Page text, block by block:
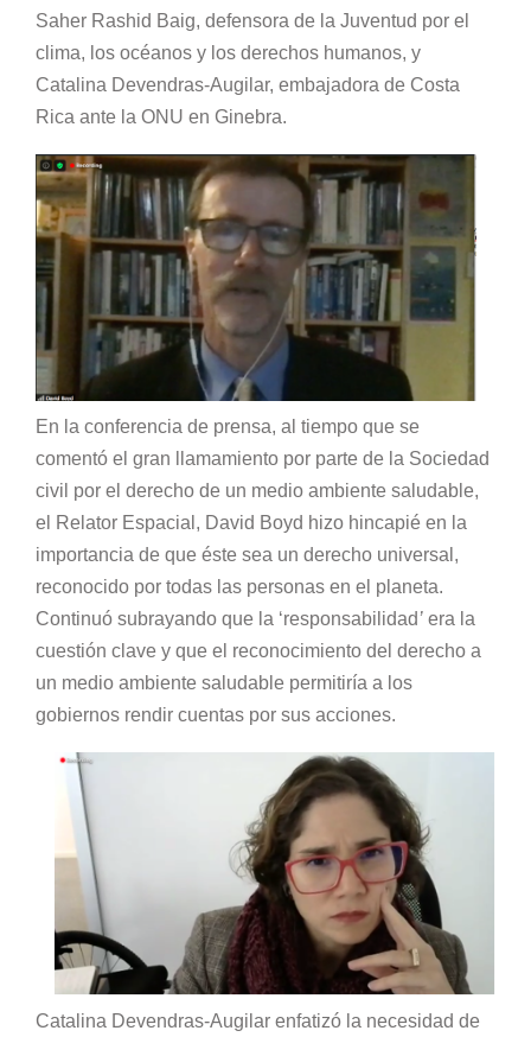
Saher Rashid Baig, defensora de la Juventud por el
clima, los océanos y los derechos humanos, y
Catalina Devendras-Augilar, embajadora de Costa
Rica ante la ONU en Ginebra.
En la conferencia de prensa, al tiempo que se
comentó el gran llamamiento por parte de la Sociedad
civil por el derecho de un medio ambiente saludable,
el Relator Espacial, David Boyd hizo hincapié en la
importancia de que éste sea un derecho universal,
reconocido por todas las personas en el planeta.
Continuó subrayando que la ‘responsabilidad’ era la
cuestión clave y que el reconocimiento del derecho a
un medio ambiente saludable permitiría a los
gobiernos rendir cuentas por sus acciones.
Catalina Devendras-Augilar enfatizó la necesidad de